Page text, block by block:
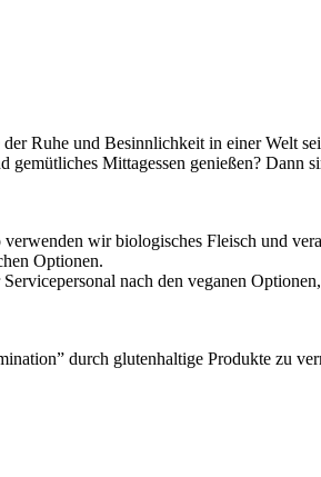
Ruhe und Besinnlichkeit in einer Welt
Mittagessen genießen? Dann
wir biologisches Fleisch und
Optionen.
nach den veganen
durch glutenhaltige Produkte zu